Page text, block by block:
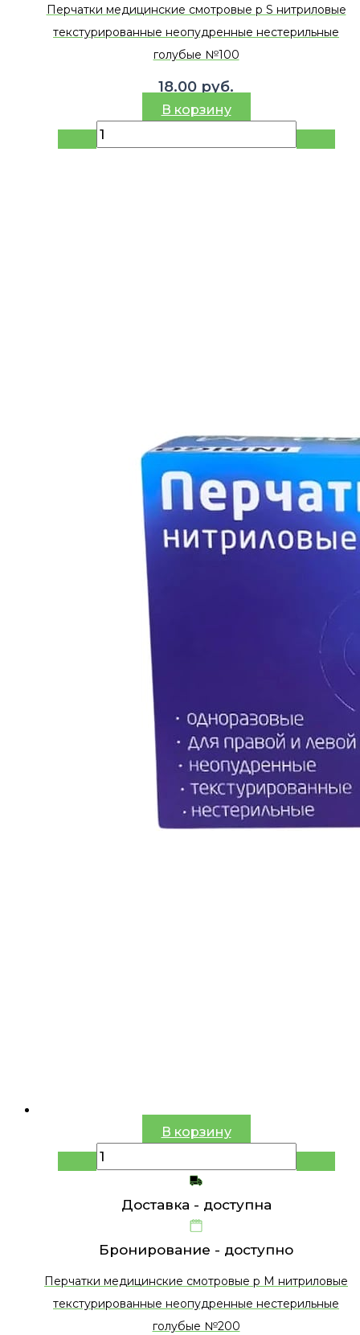
Перчатки медицинские смотровые р S нитриловые
текстурированные неопудренные нестерильные
голубые №100
18.00 руб.
В корзину
В корзину
Доставка - доступна
Бронирование - доступно
Перчатки медицинские смотровые р M нитриловые
текстурированные неопудренные нестерильные
голубые №200